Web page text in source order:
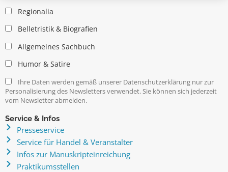
Regionalia
Belletristik & Biografien
Allgemeines Sachbuch
Humor & Satire
Ihre Daten werden gemäß unserer Datenschutzerklärung nur zur
Personalisierung des Newsletters verwendet. Sie können sich jederzeit
vom Newsletter abmelden.
Service & Infos
Presseservice
Service für Handel & Veranstalter
Infos zur Manuskripteinreichung
Praktikumsstellen